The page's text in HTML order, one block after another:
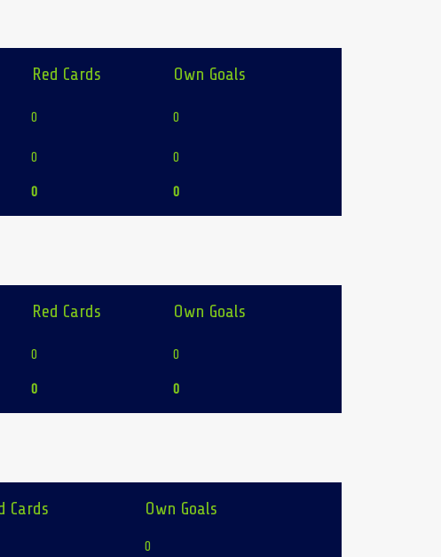
Red Cards Own Goals
0 0
0 0
0 0
Red Cards Own Goals
0 0
0 0
Cards Own Goals
0